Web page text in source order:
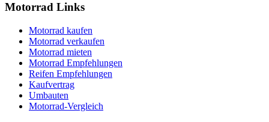
Motorrad Links
Motorrad kaufen
Motorrad verkaufen
Motorrad mieten
Motorrad Empfehlungen
Reifen Empfehlungen
Kaufvertrag
Umbauten
Motorrad-Vergleich